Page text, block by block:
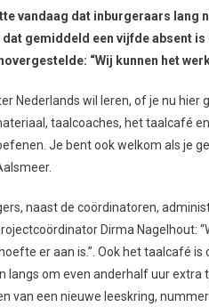
vandaag dat inburgeraars lang
gemiddeld een vijfde absent
“Wij kunnen het
Nederlands wil leren, of je nu
taalcoaches, het taalcafé
Je bent ook welkom als je
naast de coördinatoren,
Dirma Nagelhout:
er aan is.”. Ook het taalcafé
om even anderhalf uur extra
van een nieuwe leeskring,